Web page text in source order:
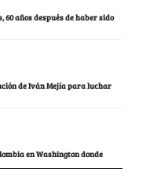
años después de haber sido
de Iván Mejía para luchar
en Washington donde